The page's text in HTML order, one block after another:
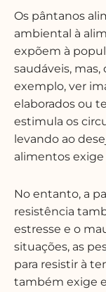
Os pântanos
ambiental à
expõem à
saudáveis,
exemplo, ver
elaborados ou
estimula os
levando ao
alimentos
No entanto, a
resistência
estresse e o
situações, as
para resistir à
também exige